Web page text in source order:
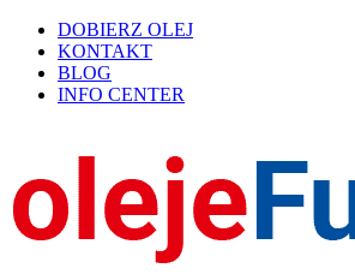
DOBIERZ OLEJ
KONTAKT
BLOG
INFO CENTER